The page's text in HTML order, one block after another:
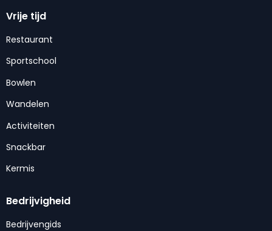
Vrije tijd
Restaurant
Sportschool
Bowlen
Wandelen
Activiteiten
Snackbar
Kermis
Bedrijvigheid
Bedrijvengids